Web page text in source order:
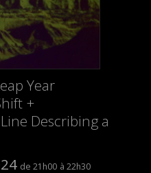
Year
+
Describing a
21h00 22h30